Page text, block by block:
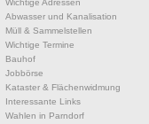
Wichtige Adressen
Abwasser und Kanalisation
Müll & Sammelstellen
Wichtige Termine
Bauhof
Jobbörse
Kataster & Flächenwidmung
Interessante Links
Wahlen in Parndorf